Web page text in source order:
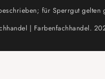
für Sperrgut gelten
| Farbenfachhandel.